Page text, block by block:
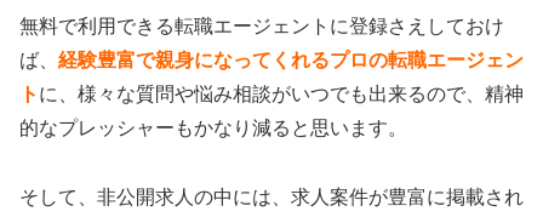
無料で利用できる転職エージェントに登録さえしておけ
ば、 経験豊富で親身になってくれるプロの転職エージェン
ト に、様々な質問や悩み相談がいつでも出来るので、精神
的なプレッシャーもかなり減ると思います。
そして、非公開求人の中には、求人案件が豊富に掲載され